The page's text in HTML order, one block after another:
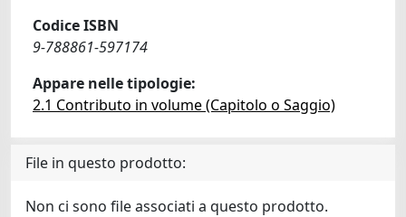
Codice ISBN
9-788861-597174
Appare nelle tipologie:
2.1 Contributo in volume (Capitolo o Saggio)
File in questo prodotto:
Non ci sono file associati a questo prodotto.